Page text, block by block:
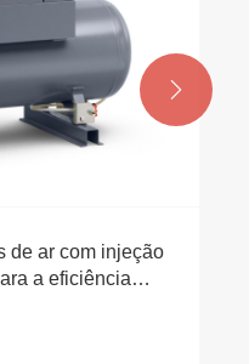
de ar com injeção
a eficiência
